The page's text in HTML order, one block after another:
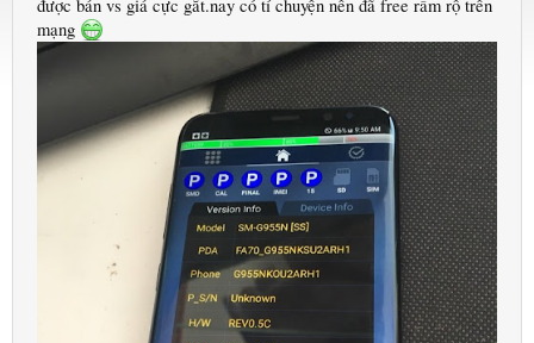
được bán vs giá cực gắt.nay có tí chuyện nên đã free rầm rộ trên
mạng